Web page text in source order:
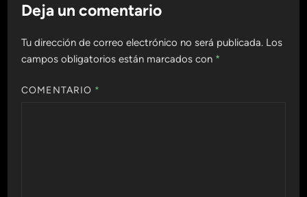
Deja un comentario
Tu dirección de correo electrónico no será publicada. Los
campos obligatorios están marcados con *
COMENTARIO *